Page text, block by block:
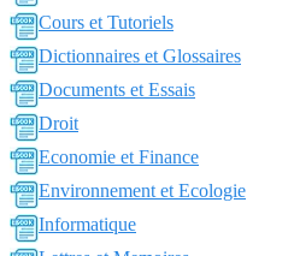
Cours et Tutoriels
Dictionnaires et Glossaires
Documents et Essais
Droit
Economie et Finance
Environnement et Ecologie
Informatique